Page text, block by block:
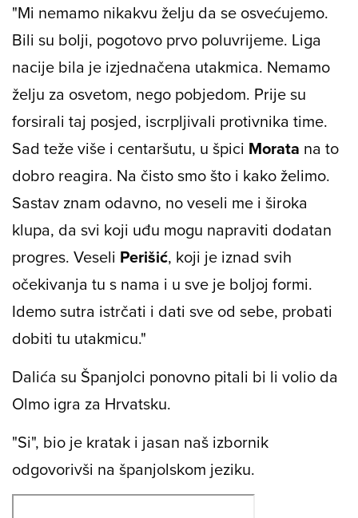
"Mi nemamo nikakvu želju da se osvećujemo.
Bili su bolji, pogotovo prvo poluvrijeme. Liga
nacije bila je izjednačena utakmica. Nemamo
želju za osvetom, nego pobjedom. Prije su
forsirali taj posjed, iscrpljivali protivnika time.
Sad teže više i centaršutu, u špici Morata na to
dobro reagira. Na čisto smo što i kako želimo.
Sastav znam odavno, no veseli me i široka
klupa, da svi koji uđu mogu napraviti dodatan
progres. Veseli Perišić, koji je iznad svih
očekivanja tu s nama i u sve je boljoj formi.
Idemo sutra istrčati i dati sve od sebe, probati
dobiti tu utakmicu."
Dalića su Španjolci ponovno pitali bi li volio da
Olmo igra za Hrvatsku.
"Si", bio je kratak i jasan naš izbornik
odgovorivši na španjolskom jeziku.